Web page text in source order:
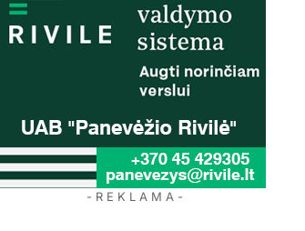
- R E K L A M A -